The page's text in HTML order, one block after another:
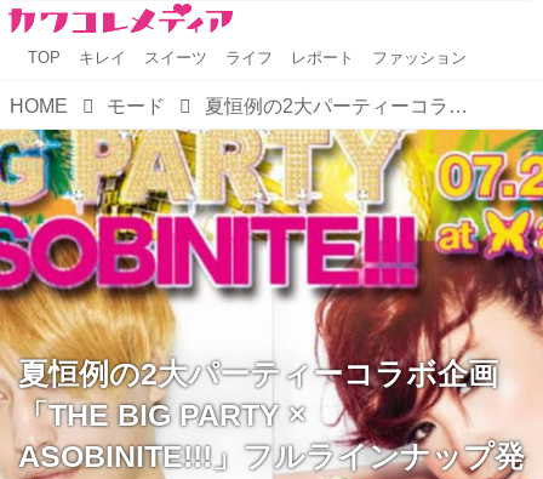
TOP キレイ スイーツ ライフ レポート ファッション
HOME モード 夏恒例の2大パーティーコラボ企画「THE BIG PARTY × ASOBINITE!!!」フルラインナップ発表!
夏恒例の2大パーティーコラボ企画
「THE BIG PARTY ×
ASOBINITE!!!」フルラインナップ発